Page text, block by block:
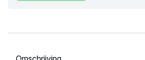
Selecteer een tabblad